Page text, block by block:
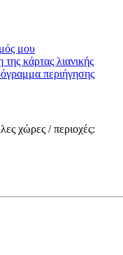
μου
κάρτας λιανικής
περιήγησης
χώρες / περιοχές: